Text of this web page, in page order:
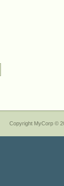
Copyright MyCorp ©